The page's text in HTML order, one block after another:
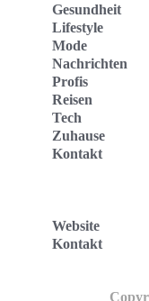
Gesundheit
Lifestyle
Mode
Nachrichten
Profis
Reisen
Tech
Zuhause
Kontakt
Website
Kontakt